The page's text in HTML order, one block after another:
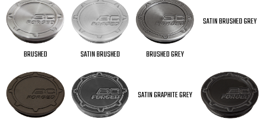
BRUSHED SATIN BRUSHED BRUSHED GREY
SATIN BRUSHED GREY
SATIN GRAPHITE GREY